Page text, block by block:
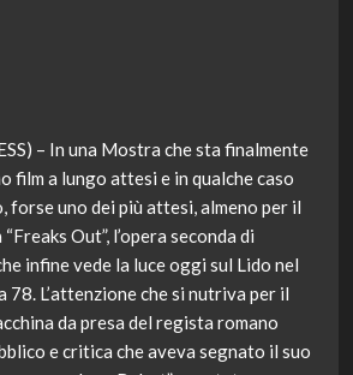
– In una Mostra che sta finalmente
film a lungo attesi e in qualche caso
forse uno dei più attesi, almeno per il
Out”, l’opera seconda di
infine vede la luce oggi sul Lido nel
78. L’attenzione che si nutriva per il
da presa del regista romano
e critica che aveva segnato il suo